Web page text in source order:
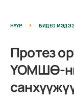
НҮҮР ВИДЕО МЭДЭЭ
Протез
ҮОМШӨ-